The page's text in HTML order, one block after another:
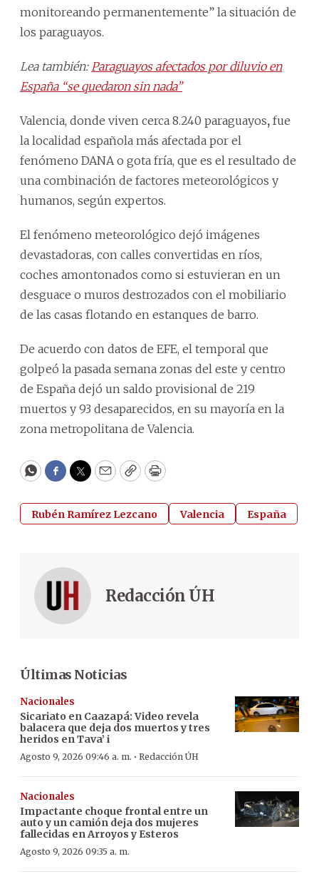
monitoreando permanentemente” la situación de
los paraguayos.
Lea también: Paraguayos afectados por diluvio en
España “se quedaron sin nada”
Valencia, donde viven cerca 8.240 paraguayos, fue
la localidad española más afectada por el
fenómeno DANA o gota fría, que es el resultado de
una combinación de factores meteorológicos y
humanos, según expertos.
El fenómeno meteorológico dejó imágenes
devastadoras, con calles convertidas en ríos,
coches amontonados como si estuvieran en un
desguace o muros destrozados con el mobiliario
de las casas flotando en estanques de barro.
De acuerdo con datos de EFE, el temporal que
golpeó la pasada semana zonas del este y centro
de España dejó un saldo provisional de 219
muertos y 93 desaparecidos, en su mayoría en la
zona metropolitana de Valencia.
WhatsApp
Facebook
Twitter
EmailCopyPrint
Rubén Ramírez Lezcano Valencia España
Redacción ÚH
Últimas Noticias
Nacionales
Sicariato en Caazapá: Video revela
balacera que deja dos muertos y tres
heridos en Tava’ i
Agosto 9, 2026 09:46 a. m. · Redacción ÚH
Nacionales
Impactante choque frontal entre un
auto y un camión deja dos mujeres
fallecidas en Arroyos y Esteros
Agosto 9, 2026 09:35 a. m.